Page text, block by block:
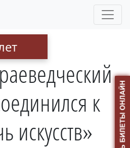
к
искусств»